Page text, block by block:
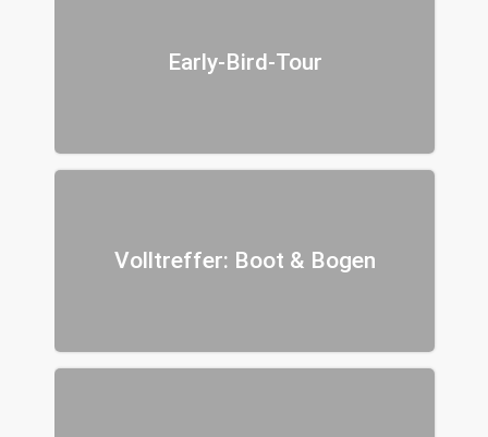
Early-Bird-Tour
Volltreffer: Boot & Bogen